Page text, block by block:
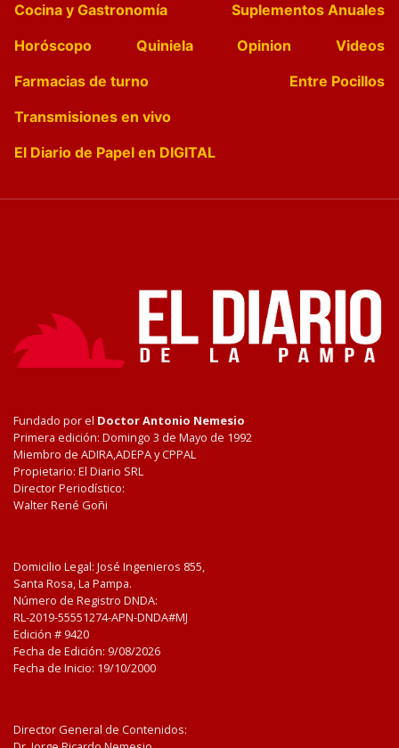
Cocina y Gastronomía
Suplementos Anuales
Horóscopo
Quiniela Opinion
Videos
Farmacias de turno
Entre Pocillos
Transmisiones en vivo
El Diario de Papel en DIGITAL
Fundado por el Doctor Antonio Nemesio
Primera edición: Domingo 3 de Mayo de 1992
Miembro de ADIRA,ADEPA y CPPAL
Propietario: El Diario SRL
Director Periodístico:
Walter René Goñi
Domicilio Legal: José Ingenieros 855,
Santa Rosa, La Pampa.
Número de Registro DNDA:
RL-2019-55551274-APN-DNDA#MJ
Edición # 9420
Fecha de Edición: 9/08/2026
Fecha de Inicio: 19/10/2000
Director General de Contenidos: